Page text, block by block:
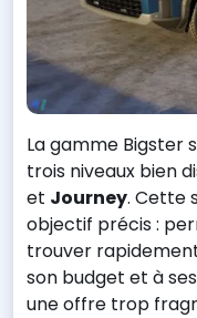
La gamme Bigster
trois niveaux bien
et Journey. Cette
objectif précis :
trouver
son budget et à
une offre trop